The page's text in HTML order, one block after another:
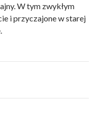
W tym zwykłym
i przyczajone w starej